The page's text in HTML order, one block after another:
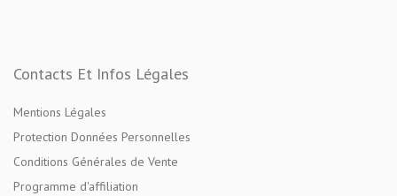
Contacts Et Infos Légales
Mentions Légales
Protection Données Personnelles
Conditions Générales de Vente
Programme d'affiliation